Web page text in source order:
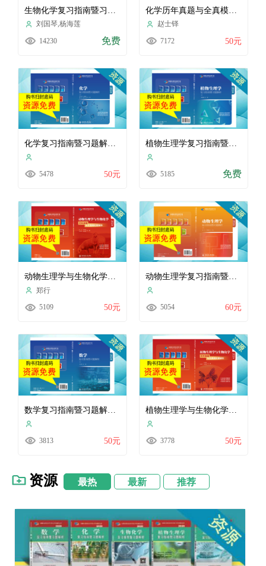
刘国琴,杨海莲
14230 免费
赵士铎
7172 50元
化学复习指南暨习题解析（2024）
5478 50元
植物生理学复习指南暨习题解析（2024）
5185 免费
动物生理学与生物化学历年真题与全真模拟题解析（2024）
郑行
5109 50元
动物生理学复习指南暨习题解析（2026）
5054 60元
3813 50元 3778 50元
资源 最热 最新 推荐